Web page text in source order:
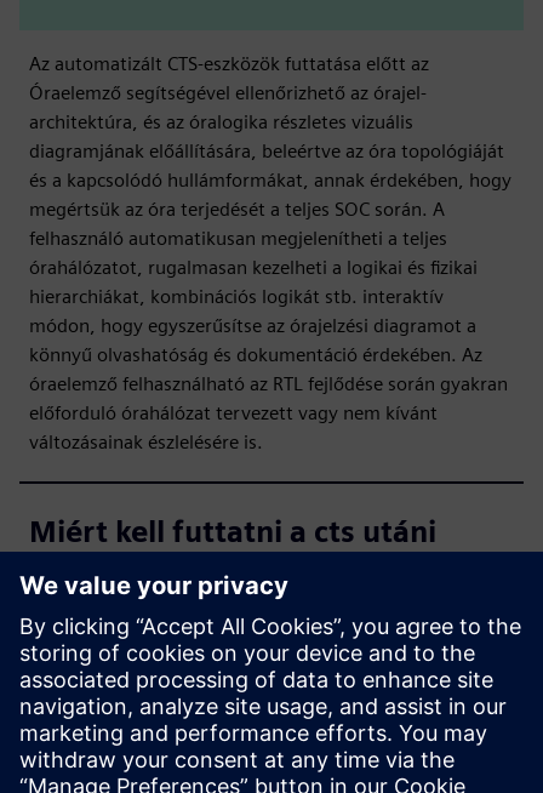
Az automatizált CTS-eszközök futtatása előtt az
Óraelemző segítségével ellenőrizhető az órajel-
architektúra, és az óralogika részletes vizuális
diagramjának előállítására, beleértve az óra topológiáját
és a kapcsolódó hullámformákat, annak érdekében, hogy
megértsük az óra terjedését a teljes SOC során. A
felhasználó automatikusan megjelenítheti a teljes
órahálózatot, rugalmasan kezelheti a logikai és fizikai
hierarchiákat, kombinációs logikát stb. interaktív
módon, hogy egyszerűsítse az órajelzési diagramot a
könnyű olvashatóság és dokumentáció érdekében. Az
óraelemző felhasználható az RTL fejlődése során gyakran
előforduló órahálózat tervezett vagy nem kívánt
változásainak észlelésére is.
Miért kell futtatni a cts utáni
ellenőrzéseket, ha a CTS
eszköz biztosítja az órafát?
Melyek az óraelemző főbb
jellemzői?